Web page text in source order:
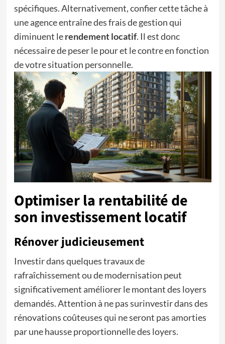
spécifiques. Alternativement, confier cette tâche à
une agence entraîne des frais de gestion qui
diminuent lerendement locatif. Il est donc
nécessaire de peser le pour et le contre en fonction
de votre situation personnelle.
Optimiser la rentabilité de
son investissement locatif
Rénover judicieusement
Investir dans quelques travaux de
rafraîchissement ou de modernisation peut
significativement améliorer le montant des loyers
demandés. Attention à ne pas surinvestir dans des
rénovations coûteuses qui ne seront pas amorties
par une hausse proportionnelle des loyers.